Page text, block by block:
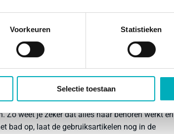
Voorkeuren Statistieken
Selectie toestaan
originele Birth Pool in a Box binnenhoes,
Quookerkoppeling) en het pakket met
geef je jouw uitgerekende datum door.
Zo weet je zeker dat alles naar behoren werkt en
bad op, laat de gebruiksartikelen nog in de